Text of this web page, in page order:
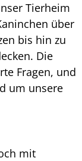
Tierheim
über
bis hin zu
Die
Fragen, und
um unsere
mit